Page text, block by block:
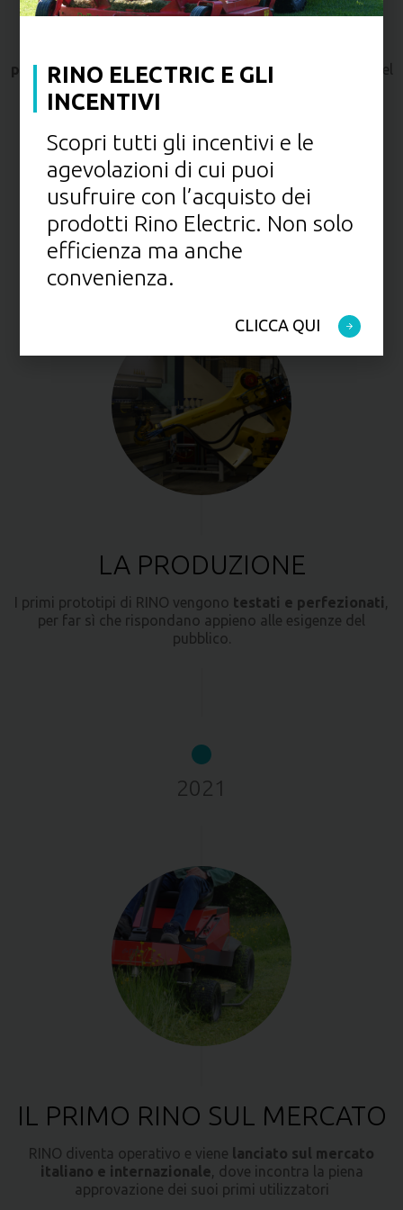
LA PRIMA SCINTILLA
prestazioni superiorie identiche ai modelli classici diesel
o benzina
2019
LA PRODUZIONE
I primi prototipi di RINO vengono testati e perfezionati,
per far sì che rispondano appieno alle esigenze del
pubblico.
2021
IL PRIMO RINO SUL MERCATO
RINO diventa operativo e viene
lanciato sul mercato
italiano e internazionale, dove incontra la piena
approvazione dei suoi primi utilizzatori
RINO ELECTRIC E GLI
INCENTIVI
Scopri tutti gli incentivi e le
agevolazioni di cui puoi
usufruire con l’acquisto dei
prodotti Rino Electric. Non solo
efficienza ma anche
convenienza.
CLICCA QUI